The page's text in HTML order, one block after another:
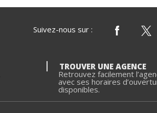
Suivez-nous sur :
TROUVER UNE AGENCE
Retrouvez facilement
avec ses horaires
disponibles.